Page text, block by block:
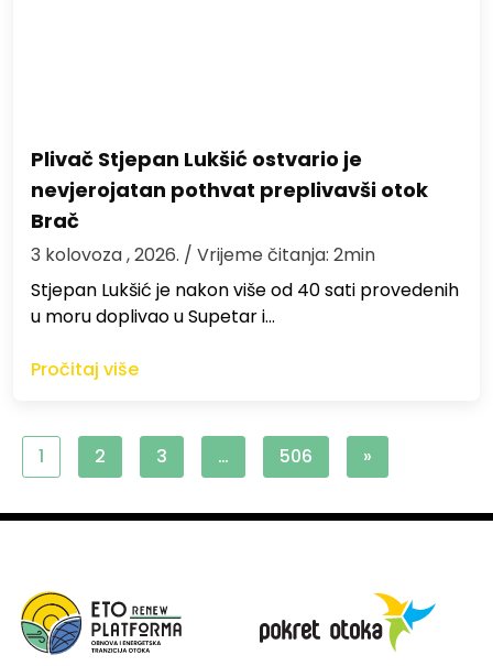
Plivač Stjepan Lukšić ostvario je
nevjerojatan pothvat preplivavši otok
Brač
3 kolovoza , 2026. / Vrijeme čitanja: 2min
St​jepan Lukšić je nakon više od 40 sati provedenih
u moru doplivao u Supetar i…
Pročitaj više
1 2 3 … 506 »